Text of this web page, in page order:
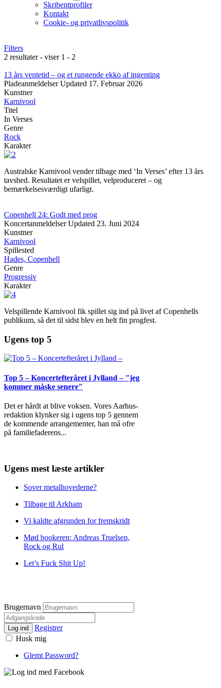
Skribentprofiler
Kontakt
Cookie- og privatlivspolitik
Filters
2 resultater - viser 1 - 2
13 års ventetid – og et rungende ekko af ingenting
Pladeanmeldelser Updated 17. Februar 2026
Kunstner
Karnivool
Titel
In Verses
Genre
Rock
Karakter
Australske Karnivool vender tilbage med ‘In Verses’ efter 13 års
tavshed. Resultatet er velspillet, velproduceret – og
bemærkelsesværdigt ufarligt.
Copenhell 24: Godt med prog
Koncertanmeldelser Updated 23. Juni 2024
Kunstner
Karnivool
Spillested
Hades, Copenhell
Genre
Progressiv
Karakter
Velspillende Karnivool fik spillet sig ind på livet af Copenhells
publikum, så det til sidst blev en helt fin progfest.
Ugens top 5
Top 5 – Koncertefteråret i Jylland – "jeg
kommer måske senere"
Det er hårdt at blive voksen. Vores Aarhus-
redaktion klynker sig i ugens top 5 gennem
de kommende arrangementer, han må ofre
på familiefaderens...
Ugens mest læste artikler
Sover metalhovederne?
Tilbage til Arkham
Vi kaldte afgrunden for fremskridt
Mød bookeren: Andreas Truelsen,
Rock og Rul
Let’s Fuck Shit Up!
Brugernavn
Log ind
Registrer
Husk mig
Glemt Password?